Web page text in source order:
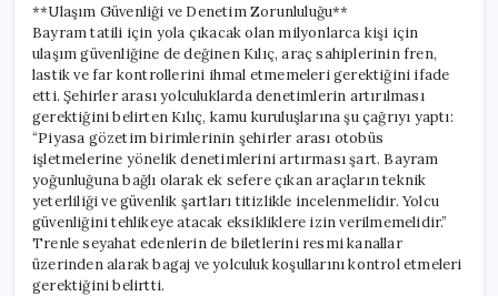
**Ulaşım Güvenliği ve Denetim Zorunluluğu**
Bayram tatili için yola çıkacak olan milyonlarca kişi için
ulaşım güvenliğine de değinen Kılıç, araç sahiplerinin fren,
lastik ve far kontrollerini ihmal etmemeleri gerektiğini ifade
etti. Şehirler arası yolculuklarda denetimlerin artırılması
gerektiğini belirten Kılıç, kamu kuruluşlarına şu çağrıyı yaptı:
“Piyasa gözetim birimlerinin şehirler arası otobüs
işletmelerine yönelik denetimlerini artırması şart. Bayram
yoğunluğuna bağlı olarak ek sefere çıkan araçların teknik
yeterliliği ve güvenlik şartları titizlikle incelenmelidir. Yolcu
güvenliğini tehlikeye atacak eksikliklere izin verilmemelidir.”
Trenle seyahat edenlerin de biletlerini resmi kanallar
üzerinden alarak bagaj ve yolculuk koşullarını kontrol etmeleri
gerektiğini belirtti.